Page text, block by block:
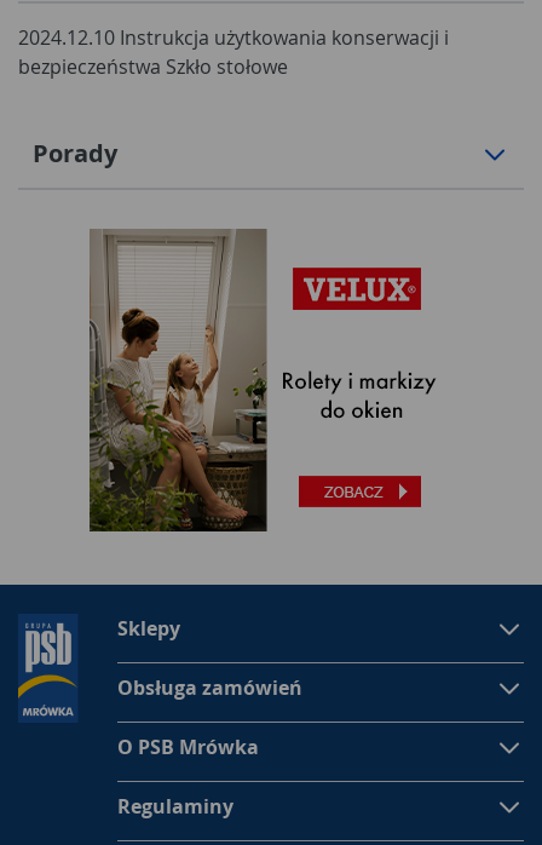
2024.12.10 Instrukcja użytkowania konserwacji i
bezpieczeństwa Szkło stołowe
Porady
Sklepy
Obsługa zamówień
O PSB Mrówka
Regulaminy